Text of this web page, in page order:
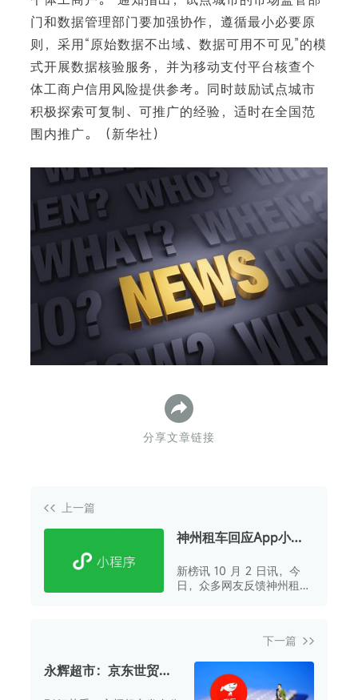
门和数据管理部门要加强协作，遵循最小必要原
则，采用“原始数据不出域、数据可用不可见”的模
式开展数据核验服务，并为移动支付平台核查个
体工商户信用风险提供参考。同时鼓励试点城市
积极探索可复制、可推广的经验，适时在全国范
围内推广。（新华社）
分享文章链接
上一篇
神州租车回应App小程
车量较大造成短时拥堵
新榜讯 10 月 2 日讯，今
日，众多网友反馈神州租车
下一篇
永辉超市：京东世贸已